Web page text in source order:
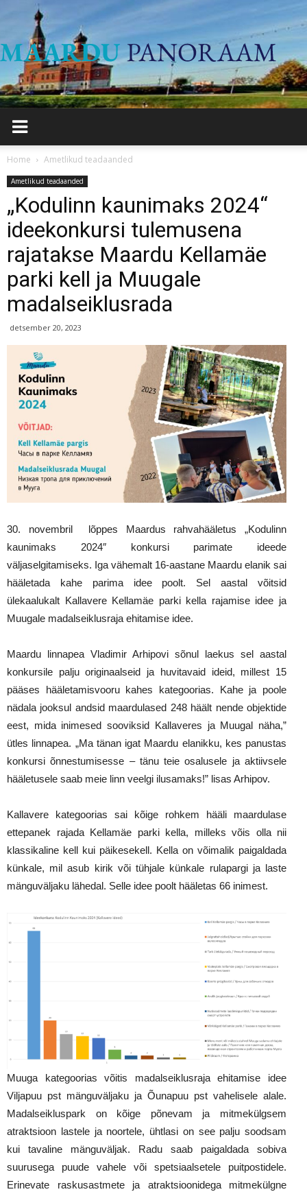
Home Ametlikud teadaanded
Ametlikud teadaanded
„Kodulinn kaunimaks 2024“
ideekonkursi tulemusena
rajatakse Maardu Kellamäe
parki kell ja Muugale
madalseiklusrada
detsember 20, 2023
30. novembril lõppes Maardus rahvahääletus „Kodulinn
kaunimaks 2024″ konkursi parimate ideede
väljaselgitamiseks. Iga vähemalt 16-aastane Maardu elanik sai
hääletada kahe parima idee poolt. Sel aastal võitsid
ülekaalukalt Kallavere Kellamäe parki kella rajamise idee ja
Muugale madalseiklusraja ehitamise idee.
Maardu linnapea Vladimir Arhipovi sõnul laekus sel aastal
konkursile palju originaalseid ja huvitavaid ideid, millest 15
pääses hääletamisvooru kahes kategoorias. Kahe ja poole
nädala jooksul andsid maardulased 248 häält nende objektide
eest, mida inimesed sooviksid Kallaveres ja Muugal näha,”
ütles linnapea. „Ma tänan igat Maardu elanikku, kes panustas
konkursi õnnestumisesse – tänu teie osalusele ja aktiivsele
hääletusele saab meie linn veelgi ilusamaks!” lisas Arhipov.
Kallavere kategoorias sai kõige rohkem hääli maardulase
ettepanek rajada Kellamäe parki kella, milleks võis olla nii
klassikaline kell kui päikesekell. Kella on võimalik paigaldada
künkale, mil asub kirik või tühjale künkale rulapargi ja laste
mänguväljaku lähedal. Selle idee poolt hääletas 66 inimest.
Muuga kategoorias võitis madalseiklusraja ehitamise idee
Viljapuu pst mänguväljaku ja Õunapuu pst vahelisele alale.
Madalseikluspark on kõige põnevam ja mitmekülgsem
atraktsioon lastele ja noortele, ühtlasi on see palju soodsam
kui tavaline mänguväljak. Radu saab paigaldada sobiva
suurusega puude vahele või spetsiaalsetele puitpostidele.
Erinevate raskusastmete ja atraktsioonidega mitmekülgne